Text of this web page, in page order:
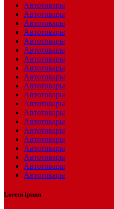
Автотовары
Автотовары
Автотовары
Автотовары
Автотовары
Автотовары
Автотовары
Автотовары
Автотовары
Автотовары
Автотовары
Автотовары
Автотовары
Автотовары
Автотовары
Автотовары
Автотовары
Автотовары
Автотовары
Автотовары
Lorem ipsum